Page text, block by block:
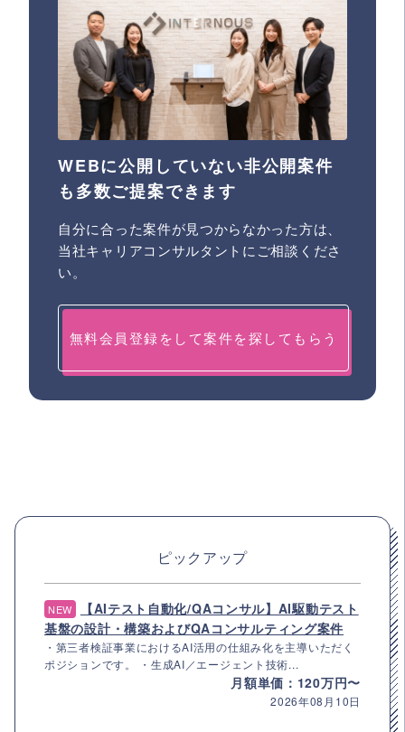
WEBに公開していない非公開案件
も多数ご提案できます
自分に合った案件が見つからなかった方は、
当社キャリアコンサルタントにご相談くださ
い。
無料会員登録をして案件を探してもらう
ピックアップ
NEW
【AIテスト自動化/QAコンサル】AI駆動テスト
基盤の設計・構築およびQAコンサルティング案件
・第三者検証事業におけるAI活用の仕組み化を主導いただく
ポジションです。 ・生成AI／エージェント技術...
月額単価：120万円〜
2026年08月10日